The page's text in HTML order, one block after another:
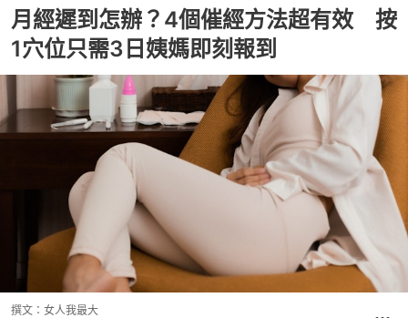
月經遲到怎辦？4個催經方法超有效 按
1穴位只需3日姨媽即刻報到
撰文： 女人我最大